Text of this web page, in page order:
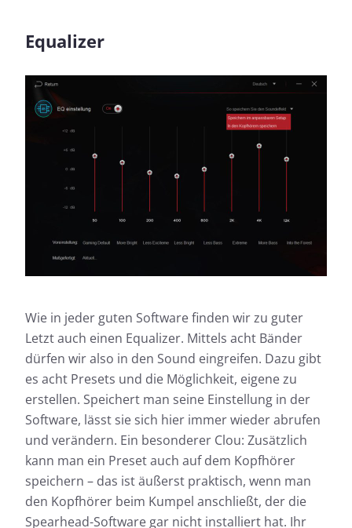
Equalizer
Wie in jeder guten Software finden wir zu guter
Letzt auch einen Equalizer. Mittels acht Bänder
dürfen wir also in den Sound eingreifen. Dazu gibt
es acht Presets und die Möglichkeit, eigene zu
erstellen. Speichert man seine Einstellung in der
Software, lässt sie sich hier immer wieder abrufen
und verändern. Ein besonderer Clou: Zusätzlich
kann man ein Preset auch auf dem Kopfhörer
speichern – das ist äußerst praktisch, wenn man
den Kopfhörer beim Kumpel anschließt, der die
Spearhead-Software gar nicht installiert hat. Ihr